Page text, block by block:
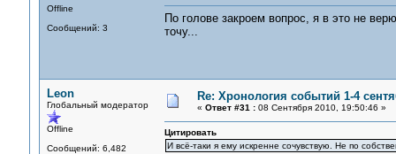
Offline
Сообщений: 3
По голове закроем вопрос, я в это не
точу...
Leon
Глобальный модератор
Offline
Сообщений: 6,482
Re: Хронология событий 1-4
« Ответ #31 :08 Сентября 2010, 19:50:46 »
Цитировать
И всё-таки я ему искренне сочувствую. Не по